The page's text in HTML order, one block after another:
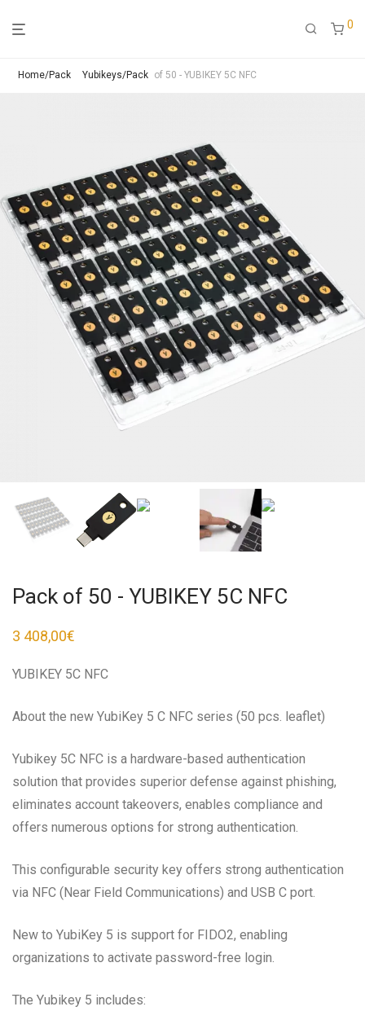
0
Home/Pack Yubikeys/Pack of 50 - YUBIKEY 5C NFC
Pack of 50 - YUBIKEY 5C NFC
3 408,00€
YUBIKEY 5C NFC
About the new YubiKey 5 C NFC series (50 pcs. leaflet)
Yubikey 5C NFC is a hardware-based authentication
solution that provides superior defense against phishing,
eliminates account takeovers, enables compliance and
offers numerous options for strong authentication.
This configurable security key offers strong authentication
via NFC (Near Field Communications) and USB C port.
New to YubiKey 5 is support for FIDO2, enabling
organizations to activate password-free login.
The Yubikey 5 includes: